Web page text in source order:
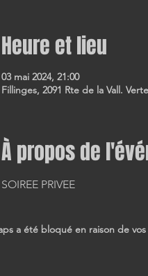
Heure et lieu
03 mai 2024, 21:00
Fillinges, 2091 Rte de la Vall.
À propos de
SOIREE PRIVEE
a été bloqué en raison de